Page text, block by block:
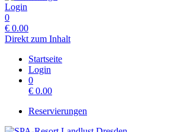
Login
0
€ 0.00
Direkt zum Inhalt
Startseite
Login
0
€ 0.00
Reservierungen